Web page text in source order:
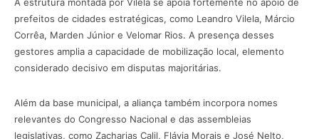
A estrutura montada por Vilela se apoia fortemente no apoio de
prefeitos de cidades estratégicas, como Leandro Vilela, Márcio
Corrêa, Marden Júnior e Velomar Rios. A presença desses
gestores amplia a capacidade de mobilização local, elemento
considerado decisivo em disputas majoritárias.
Além da base municipal, a aliança também incorpora nomes
relevantes do Congresso Nacional e das assembleias
legislativas, como Zacharias Calil, Flávia Morais e José Nelto,